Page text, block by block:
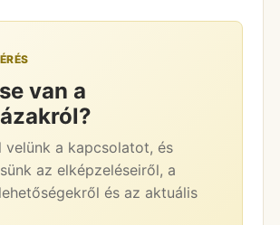
van a
velünk a kapcsolatot, és
az elképzeléseiről, a
és az aktuális